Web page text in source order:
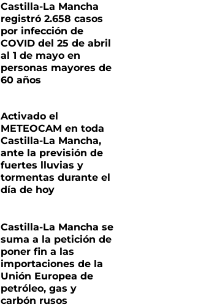
Castilla-La Mancha
registró 2.658 casos
por infección de
COVID del 25 de abril
al 1 de mayo en
personas mayores de
60 años
Activado el
METEOCAM en toda
Castilla-La Mancha,
ante la previsión de
fuertes lluvias y
tormentas durante el
día de hoy
Castilla-La Mancha se
suma a la petición de
poner fin a las
importaciones de la
Unión Europea de
petróleo, gas y
carbón rusos